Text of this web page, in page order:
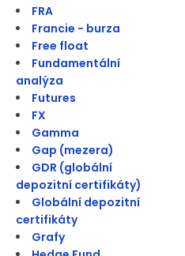
FRA
Francie - burza
Free float
Fundamentální
analýza
Futures
FX
Gamma
Gap (mezera)
GDR (globální
depozitní certifikáty)
Globální depozitní
certifikáty
Grafy